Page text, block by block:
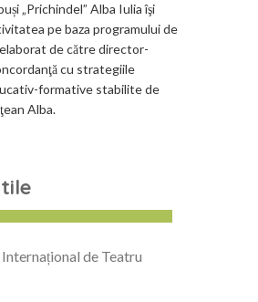
„Prichindel” Alba Iulia îşi
pe baza programului de
de către director-
cu strategiile
formative stabilite de
Alba.